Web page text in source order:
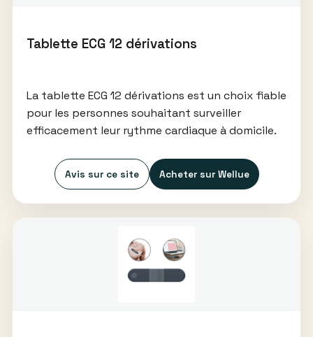
Tablette ECG 12 dérivations
La tablette ECG 12 dérivations est un choix fiable
pour les personnes souhaitant surveiller
efficacement leur rythme cardiaque à domicile.
Avis sur ce site Acheter sur Wellue